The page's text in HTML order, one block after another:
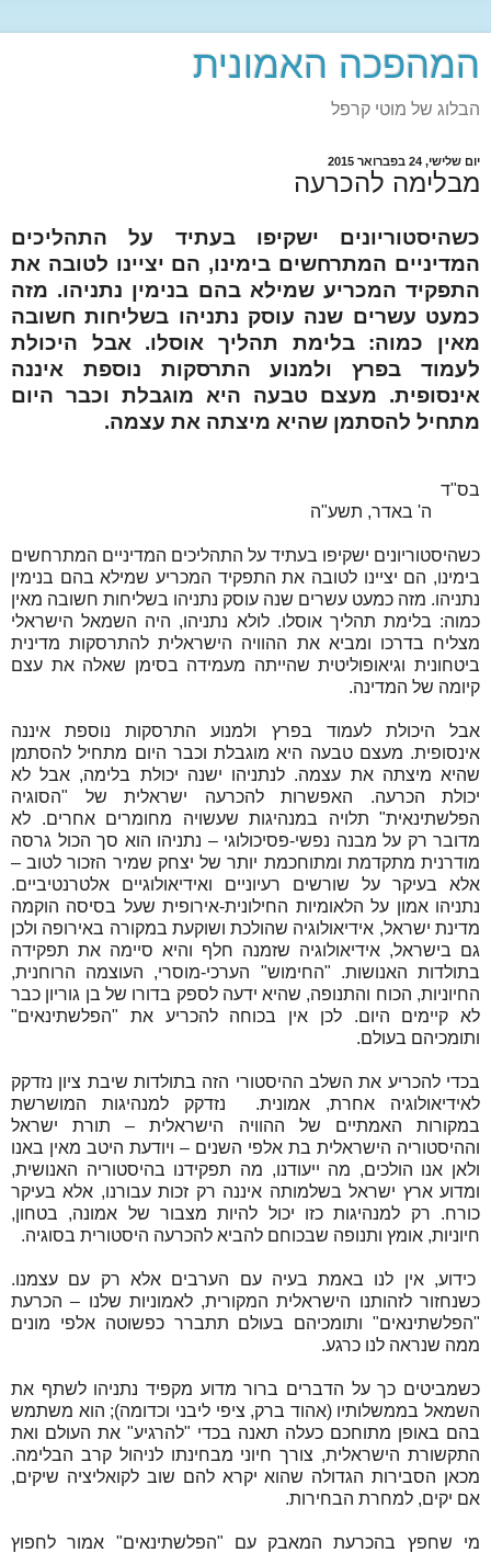
המהפכה האמונית
הבלוג של מוטי קרפל
יום שלישי, 24 בפברואר 2015
מבלימה להכרעה
כשהיסטוריונים ישקיפו בעתיד על התהליכים
המדיניים המתרחשים בימינו, הם יציינו לטובה את
התפקיד המכריע שמילא בהם בנימין נתניהו. מזה
כמעט עשרים שנה עוסק נתניהו בשליחות חשובה
מאין כמוה: בלימת תהליך אוסלו. אבל היכולת
לעמוד בפרץ ולמנוע התרסקות נוספת איננה
אינסופית. מעצם טבעה היא מוגבלת וכבר היום
מתחיל להסתמן שהיא מיצתה את עצמה.
בס"ד
ה' באדר, תשע"ה
כשהיסטוריונים ישקיפו בעתיד על התהליכים המדיניים המתרחשים
בימינו, הם יציינו לטובה את התפקיד המכריע שמילא בהם בנימין
נתניהו. מזה כמעט עשרים שנה עוסק נתניהו בשליחות חשובה מאין
כמוה: בלימת תהליך אוסלו. לולא נתניהו, היה השמאל הישראלי
מצליח בדרכו ומביא את ההוויה הישראלית להתרסקות מדינית
ביטחונית וגיאופוליטית שהייתה מעמידה בסימן שאלה את עצם
קיומה של המדינה.
אבל היכולת לעמוד בפרץ ולמנוע התרסקות נוספת איננה
אינסופית. מעצם טבעה היא מוגבלת וכבר היום מתחיל להסתמן
שהיא מיצתה את עצמה. לנתניהו ישנה יכולת בלימה, אבל לא
יכולת הכרעה. האפשרות להכרעה ישראלית של "הסוגיה
הפלשתינאית" תלויה במנהיגות שעשויה מחומרים אחרים. לא
מדובר רק על מבנה נפשי-פסיכולוגי – נתניהו הוא סך הכול גרסה
מודרנית מתקדמת ומתוחכמת יותר של יצחק שמיר הזכור לטוב –
אלא בעיקר על שורשים רעיוניים ואידיאולוגיים אלטרנטיביים.
נתניהו אמון על הלאומיות החילונית-אירופית שעל בסיסה הוקמה
מדינת ישראל, אידיאולוגיה שהולכת ושוקעת במקורה באירופה ולכן
גם בישראל, אידיאולוגיה שזמנה חלף והיא סיימה את תפקידה
בתולדות האנושות. "החימוש" הערכי-מוסרי, העוצמה הרוחנית,
החיוניות, הכוח והתנופה, שהיא ידעה לספק בדורו של בן גוריון כבר
לא קיימים היום. לכן אין בכוחה להכריע את "הפלשתינאים"
ותומכיהם בעולם.
בכדי להכריע את השלב ההיסטורי הזה בתולדות שיבת ציון נזדקק
לאידיאולוגיה אחרת, אמונית. נזדקק למנהיגות המושרשת
במקורות האמתיים של ההוויה הישראלית – תורת ישראל
וההיסטוריה הישראלית בת אלפי השנים – ויודעת היטב מאין באנו
ולאן אנו הולכים, מה ייעודנו, מה תפקידנו בהיסטוריה האנושית,
ומדוע ארץ ישראל בשלמותה איננה רק זכות עבורנו, אלא בעיקר
כורח. רק למנהיגות כזו יכול להיות מצבור של אמונה, בטחון,
חיוניות, אומץ ותנופה שבכוחם להביא להכרעה היסטורית בסוגיה.
כידוע, אין לנו באמת בעיה עם הערבים אלא רק עם עצמנו.
כשנחזור לזהותנו הישראלית המקורית, לאמוניות שלנו – הכרעת
"הפלשתינאים" ותומכיהם בעולם תתברר כפשוטה אלפי מונים
ממה שנראה לנו כרגע.
כשמביטים כך על הדברים ברור מדוע מקפיד נתניהו לשתף את
השמאל בממשלותיו (אהוד ברק, ציפי ליבני וכדומה); הוא משתמש
בהם באופן מתוחכם כעלה תאנה בכדי "להרגיע" את העולם ואת
התקשורת הישראלית, צורך חיוני מבחינתו לניהול קרב הבלימה.
מכאן הסבירות הגדולה שהוא יקרא להם שוב לקואליציה שיקים,
אם יקים, למחרת הבחירות.
מי שחפץ בהכרעת המאבק עם "הפלשתינאים" אמור לחפוץ